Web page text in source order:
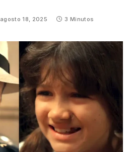
agosto 18, 2025 3 Minutos